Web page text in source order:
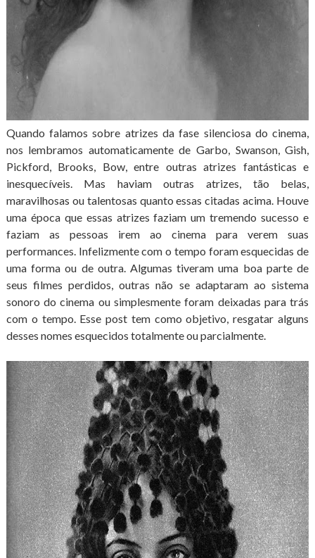
Quando falamos sobre atrizes da fase silenciosa do cinema,
nos lembramos automaticamente de Garbo, Swanson, Gish,
Pickford, Brooks, Bow, entre outras atrizes fantásticas e
inesquecíveis. Mas haviam outras atrizes, tão belas,
maravilhosas ou talentosas quanto essas citadas acima. Houve
uma época que essas atrizes faziam um tremendo sucesso e
faziam as pessoas irem ao cinema para verem suas
performances. Infelizmente com o tempo foram esquecidas de
uma forma ou de outra. Algumas tiveram uma boa parte de
seus filmes perdidos, outras não se adaptaram ao sistema
sonoro do cinema ou simplesmente foram deixadas para trás
com o tempo. Esse post tem como objetivo, resgatar alguns
desses nomes esquecidos totalmente ou parcialmente.